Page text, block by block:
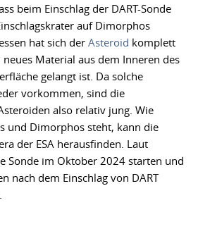
beim Einschlag der DART-Sonde
auf Dimorphos
hat sich der Asteroid komplett
Material aus dem Inneren des
gelangt ist. Da solche
vorkommen, sind die
also relativ jung. Wie
und Dimorphos steht, kann die
der ESA herausfinden. Laut
Sonde im Oktober 2024 starten und
nach dem Einschlag von DART